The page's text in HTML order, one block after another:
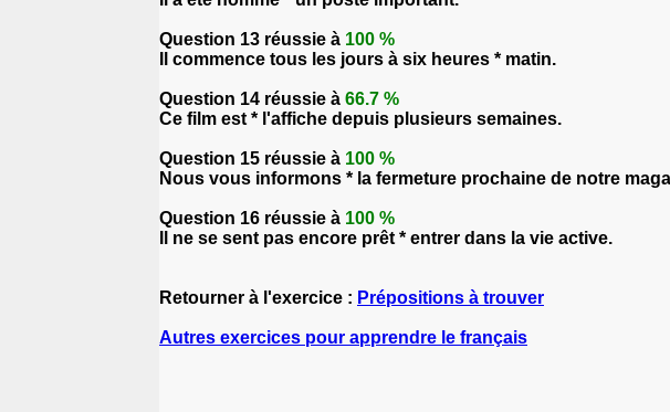
Question 13 réussie à 100 %
Il commence tous les jours à six heures * matin.
Question 14 réussie à 66.7 %
Ce film est * l'affiche depuis plusieurs semaines.
Question 15 réussie à 100 %
Nous vous informons * la fermeture prochaine de notre
Question 16 réussie à 100 %
Il ne se sent pas encore prêt * entrer dans la vie active.
Retourner à l'exercice : Prépositions à trouver
Autres exercices pour apprendre le français